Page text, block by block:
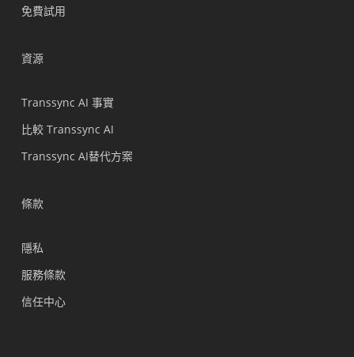
免費試用
資源
Transsync AI 事實
比較 Transsync AI
Transsync AI替代方案
條款
隱私
服務條款
信任中心